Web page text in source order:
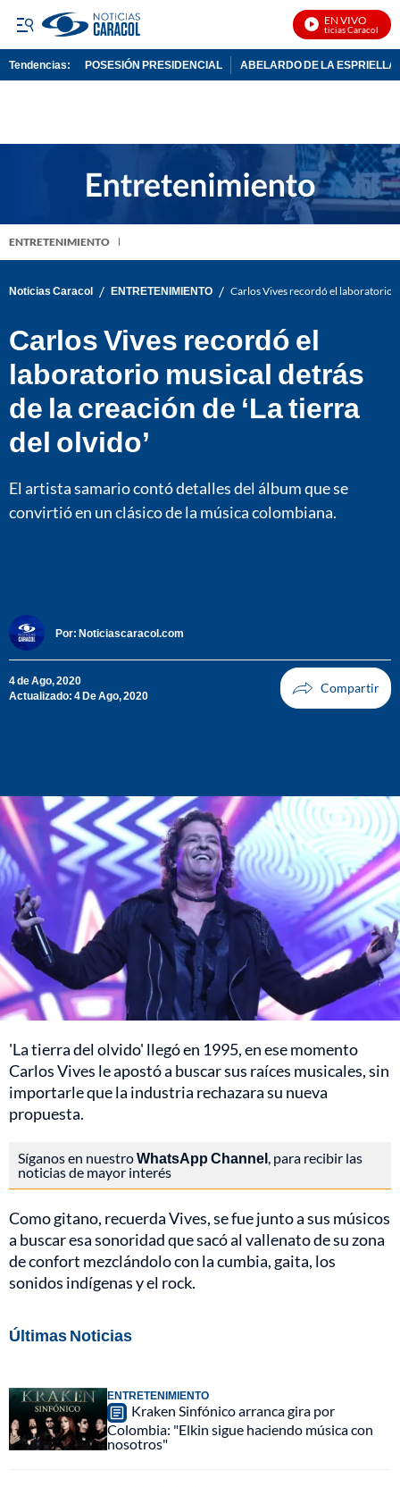
EN VIVO
Noticias Caracol En
Tendencias: POSESIÓN PRESIDENCIAL ABELARDO DE LA ESPRIELLA
ENTRETENIMIENTO
Noticias Caracol / ENTRETENIMIENTO / Carlos Vives recordó el laboratorio
Carlos Vives recordó el
laboratorio musical detrás
de la creación de ‘La tierra
del olvido’
El artista samario contó detalles del álbum que se
convirtió en un clásico de la música colombiana.
Por: Noticiascaracol.com
4 de Ago, 2020
Actualizado: 4 De Ago, 2020
'La tierra del olvido' llegó en 1995, en ese momento
Carlos Vives le apostó a buscar sus raíces musicales, sin
importarle que la industria rechazara su nueva
propuesta.
Síganos en nuestroWhatsApp Channel, para recibir las
noticias de mayor interés
Como gitano, recuerda Vives, se fue junto a sus músicos
a buscar esa sonoridad que sacó al vallenato de su zona
de confort mezclándolo con la cumbia, gaita, los
sonidos indígenas y el rock.
Últimas Noticias
ENTRETENIMIENTO
Kraken Sinfónico arranca gira por
Colombia: "Elkin sigue haciendo música con
nosotros"